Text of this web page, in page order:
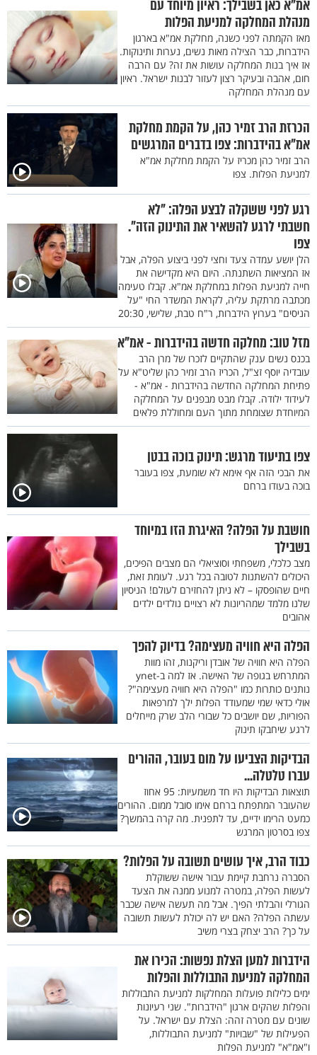
אמ"א כאן בשבילך: ראיון מיוחד עם
מנהלת המחלקה למניעת הפלות
מאז הקמתה לפני כשנה, מחלקת אמ"א בארגון
הידברות, כבר הצילה מאות נשים, נערות ותינוקות.
אז איך בנות המחלקה עושות את זה? עם הרבה
חום, אהבה ובעיקר רצון לעזור לבנות ישראל. ראיון
עם מנהלת המחלקה
הכרזת הרב זמיר כהן, על הקמת מחלקת
אמ"א בהידברות: צפו בדברים המרגשים
הרב זמיר כהן מכריז על הקמת מחלקת אמ"א
למניעת הפלות. צפו
רגע לפני ששקלה לבצע הפלה: "לא
חשבתי לרגע להשאיר את התינוק הזה".
צפו
הלן יושע עמדה צעד וחצי לפני ביצוע הפלה, אבל
אז המציאות השתנתה. היום היא מקדישה את
חייה למניעת הפלות במחלקת אמ"א. קבלו טעימה
מכתבה מרתקת עליה, לקראת המשדר החי "על
הניסים" בערוץ הידברות, ר"ח טבת, שלישי, 20:30
מזל טוב: מחלקה חדשה בהידברות - אמ"א
בכנס נשים ענק שהתקיים לזכרו של מרן הרב
עובדיה יוסף זצ"ל, הכריז הרב זמיר כהן שליט"א על
פתיחת המחלקה החדשה בהידברות - אמ"א -
לעידוד ילודה. קבלו מבט מבפנים על המחלקה
המיוחדת שצומחת מתוך העם ומחוללת פלאים
צפו בתיעוד מרגש: תינוק בוכה בבטן
את הבכי הזה אף אימא לא שומעת, צפו בעובר
בוכה בעודו ברחם
חושבת על הפלה? האיגרת הזו במיוחד
בשבילך
מצב כלכלי, משפחתי וסוציאלי הם מצבים הפיכים,
היכולים להשתנות לטובה בכל רגע. לעומת זאת,
חיים שהופסקו – לא ניתן להחזירם לעולם! הניסיון
שלנו מלמד שמהריונות לא רצויים נולדים ילדים
אהובים
הפלה היא חוויה מעצימה? בדיוק להפך
הפלה היא חוויה של אובדן וריקנות, זהו מוות
המתרחש בגופה של האישה. אז למה ב-ynet
נותנים כותרות כמו "הפלה היא חוויה מעצימה"?
אולי כדאי שמי שמעודד הפלות ילך למרפאות
הפוריות, שם יושבים כל שבורי הלב שרק מייחלים
לרגע שיחבקו תינוק
הבדיקות הצביעו על מום בעובר, ההורים
עברו טלטלה...
תוצאות הבדיקות היו חד משמעיות: 95 אחוז
שהעובר המתפתח ברחם אימו סובל ממום. ההורים
כמעט הרימו ידיים, עד לתפנית. מה קרה בהמשך?
צפו בסרטון המרגש
כבוד הרב, איך עושים תשובה על הפלות?
הסברה נרחבת קיימת עבור אישה ששוקלת
לעשות הפלה, במטרה למנוע ממנה את הצעד
הגורלי והבלתי הפיך. אבל מה תעשה אישה שכבר
עשתה הפלה? האם יש לה יכולת לעשות תשובה
על כך? הרב יצחק בצרי משיב
הידברות למען הצלת נפשות: הכירו את
המחלקה למניעת התבוללות והפלות
ימים כלילות פועלות המחלקות למניעת התבוללות
והפלות שהקים ארגון "הידברות". שני רעיונות
שונים עם מטרה זהה: הצלת עם ישראל. על
הפעילות של "שבויות" למניעת התבוללות,
ו"אמ"א" למניעת הפלות